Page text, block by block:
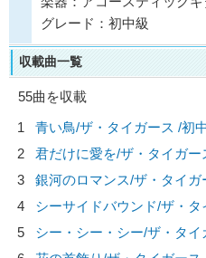
グレード：初中級
収載曲一覧
55曲を収載
1
青い鳥/ザ・タイガース /初
2
君だけに愛を/ザ・タイガー
3
銀河のロマンス/ザ・タイガ
4
シーサイドバウンド/ザ・タ
5
シー・シー・シー/ザ・タイ